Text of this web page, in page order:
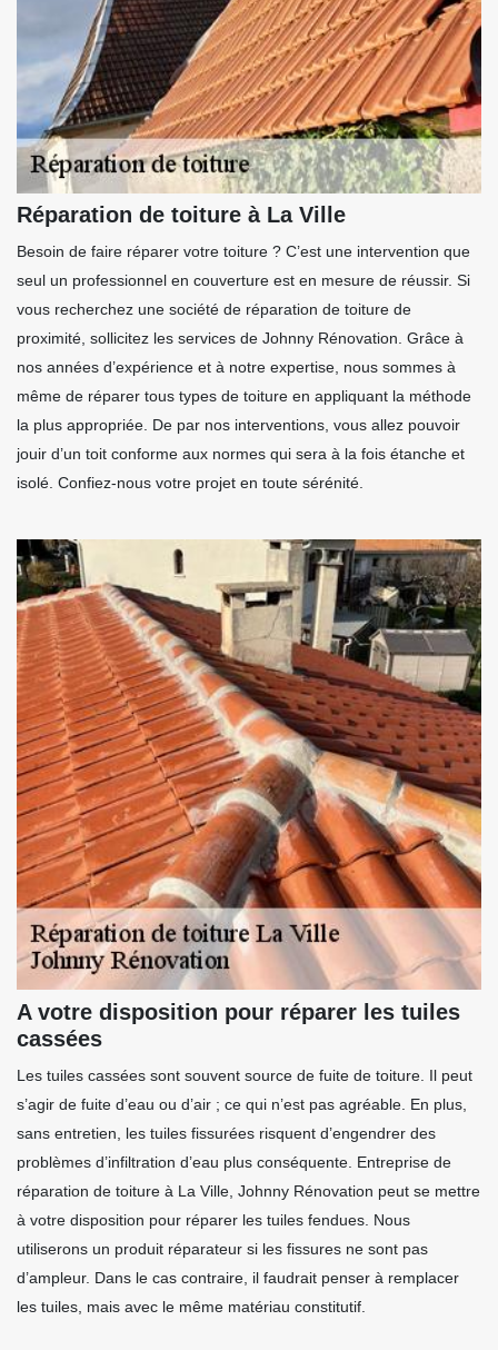
Réparation de toiture à La Ville
Besoin de faire réparer votre toiture ? C’est une intervention que
seul un professionnel en couverture est en mesure de réussir. Si
vous recherchez une société de réparation de toiture de
proximité, sollicitez les services de Johnny Rénovation. Grâce à
nos années d’expérience et à notre expertise, nous sommes à
même de réparer tous types de toiture en appliquant la méthode
la plus appropriée. De par nos interventions, vous allez pouvoir
jouir d’un toit conforme aux normes qui sera à la fois étanche et
isolé. Confiez-nous votre projet en toute sérénité.
A votre disposition pour réparer les tuiles
cassées
Les tuiles cassées sont souvent source de fuite de toiture. Il peut
s’agir de fuite d’eau ou d’air ; ce qui n’est pas agréable. En plus,
sans entretien, les tuiles fissurées risquent d’engendrer des
problèmes d’infiltration d’eau plus conséquente. Entreprise de
réparation de toiture à La Ville, Johnny Rénovation peut se mettre
à votre disposition pour réparer les tuiles fendues. Nous
utiliserons un produit réparateur si les fissures ne sont pas
d’ampleur. Dans le cas contraire, il faudrait penser à remplacer
les tuiles, mais avec le même matériau constitutif.